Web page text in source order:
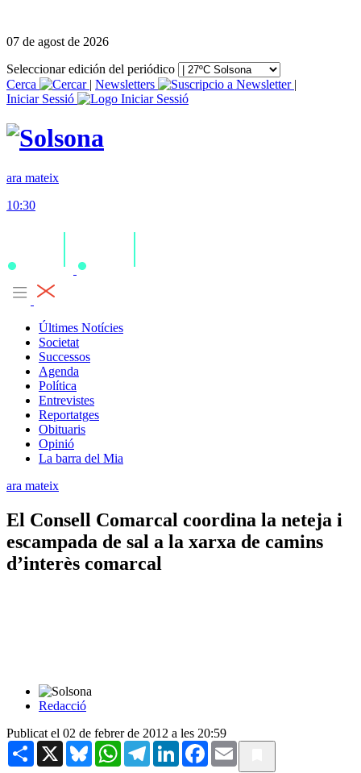
07 de agost de 2026
Seleccionar edición del periódico
Cerca
| Newsletters
|
Iniciar Sessió
ara mateix
10:30
Últimes Notícies
Societat
Successos
Agenda
Política
Entrevistes
Reportatges
Obituaris
Opinió
La barra del Mia
ara mateix
El Consell Comarcal coordina la neteja i
escampada de sal a la xarxa de camins
d’interès comarcal
Redacció
Publicat el 02 de febrer de 2012 a les 20:59
Share X BlueskyWhatsAppTelegramLinkedInFacebook
Email